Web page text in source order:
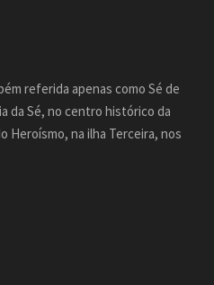
referida apenas como Sé de
da Sé, no centro histórico da
Heroísmo, na ilha Terceira, nos